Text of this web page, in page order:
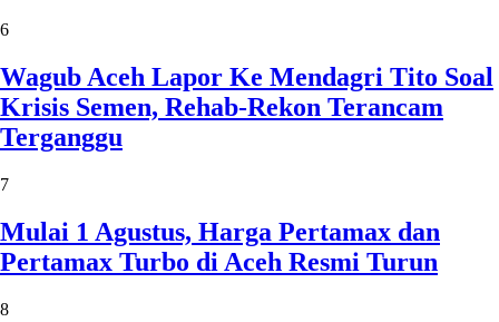
6
Wagub Aceh Lapor Ke Mendagri Tito Soal
Krisis Semen, Rehab-Rekon Terancam
Terganggu
7
Mulai 1 Agustus, Harga Pertamax dan
Pertamax Turbo di Aceh Resmi Turun
8